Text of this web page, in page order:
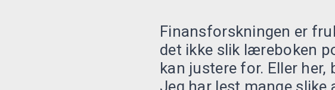
Finansforskningen er
det ikke slik læreboken
kan justere for. Eller
Jeg har lest mange